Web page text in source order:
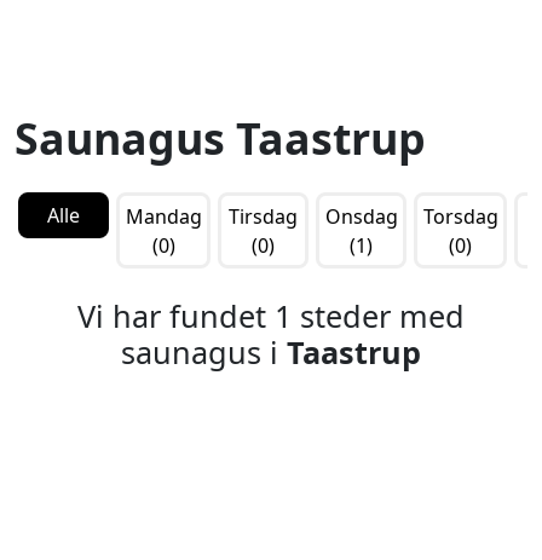
Saunagus Taastrup
Alle
Mandag
(0)
Tirsdag
(0)
Onsdag
(1)
Torsdag
(0)
Vi har fundet 1 steder med
saunagus i Taastrup